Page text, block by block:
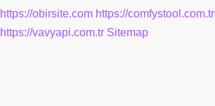
https://obirsite.com https://comfystool.com.tr
https://vavyapi.com.tr Sitemap